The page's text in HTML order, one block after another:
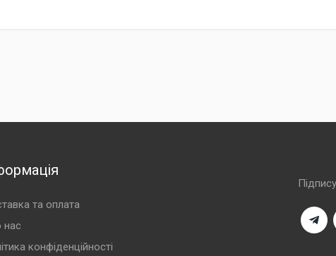
та оплата
нас
конфіденційності